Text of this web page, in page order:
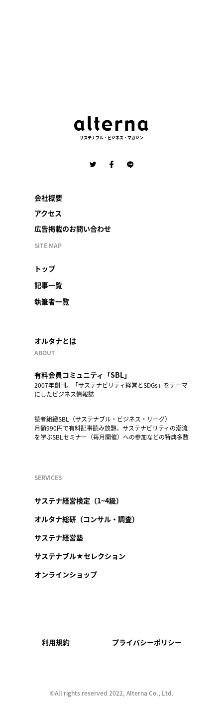
サステナブル・ビジネス・マガジン
会社概要
アクセス
広告掲載のお問い合わせ
SITE MAP
トップ
記事一覧
執筆者一覧
オルタナとは
ABOUT
有料会員コミュニティ「SBL」
2007年創刊。「サステナビリティ経営とSDGs」をテーマ
にしたビジネス情報誌
読者組織SBL（サステナブル・ビジネス・リーグ）
月額990円で有料記事読み放題、サステナビリティの潮流
を学ぶSBLセミナー（毎月開催）への参加などの特典多数
SERVICES
サステナ経営検定（1~4級）
オルタナ総研（コンサル・調査）
サステナ経営塾
サステナブル★セレクション
オンラインショップ
利用規約 プライバシーポリシー
©︎All rights reserved 2022, Alterna Co., Ltd.